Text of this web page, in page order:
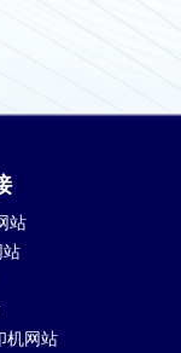
站
机网站